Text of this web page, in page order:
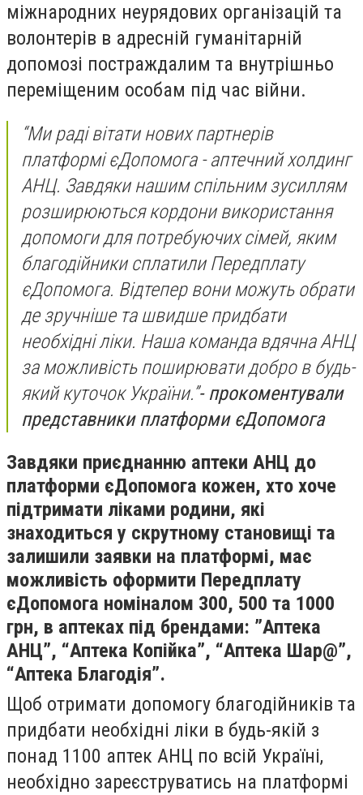
міжнародних неурядових організацій та
волонтерів в адресній гуманітарній
допомозі постраждалим та внутрішньо
переміщеним особам під час війни.
“Ми раді вітати нових партнерів
платформі єДопомога - аптечний холдинг
АНЦ. Завдяки нашим спільним зусиллям
розширюються кордони використання
допомоги для потребуючих сімей, яким
благодійники сплатили Передплату
єДопомога. Відтепер вони можуть обрати
де зручніше та швидше придбати
необхідні ліки. Наша команда вдячна АНЦ
за можливість поширювати добро в будь-
який куточок України.”- прокоментували
представники платформи єДопомога
Завдяки приєднанню аптеки АНЦ до
платформи єДопомога кожен, хто хоче
підтримати ліками родини, які
знаходиться у скрутному становищі та
залишили заявки на платформі, має
можливість оформити Передплату
єДопомога номіналом 300, 500 та 1000
грн, в аптеках під брендами: ”Аптека
АНЦ”, “Аптека Копійка”, “Аптека Шар@”,
“Аптека Благодія”.
Щоб отримати допомогу благодійників та
придбати необхідні ліки в будь-якій з
понад 1100 аптек АНЦ по всій Україні,
необхідно зареєструватись на платформі